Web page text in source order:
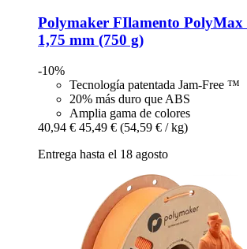
Polymaker FIlamento
1,75 mm (750 g)
-10%
Tecnología patentada Jam-Free ™
20% más duro que ABS
Amplia gama de colores
40,94 € 45,49 € (54,59 € / kg)
Entrega hasta el 18 agosto